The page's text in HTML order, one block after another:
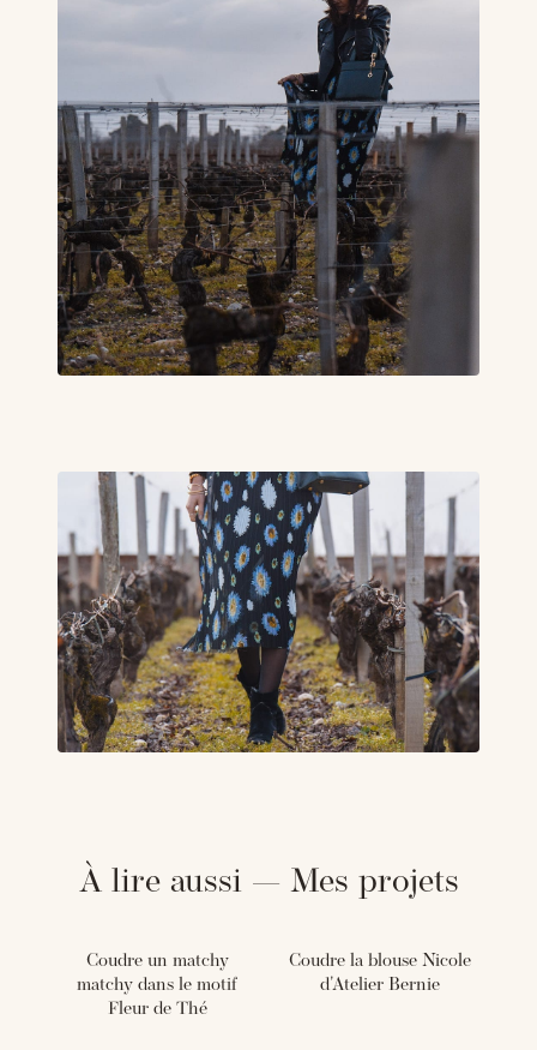
À lire aussi — Mes projets
Coudre un matchy
matchy dans le motif
Fleur de Thé
Coudre la blouse Nicole
d'Atelier Bernie